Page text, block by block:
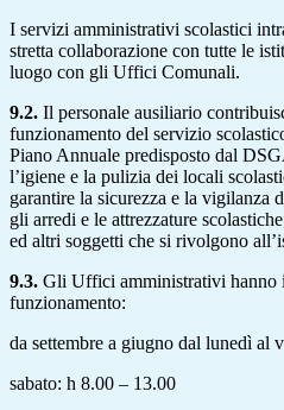
I servizi amministrativi scolastici
stretta collaborazione con tutte le
luogo con gli Uffici Comunali.
9.2. Il personale ausiliario
funzionamento del servizio
Piano Annuale predisposto dal
l’igiene e la pulizia dei locali
garantire la sicurezza e la vigilanza
gli arredi e le attrezzature
ed altri soggetti che si rivolgono
9.3. Gli Uffici amministrativi hanno
funzionamento:
da settembre a giugno dal lunedì al
sabato: h 8.00 – 13.00